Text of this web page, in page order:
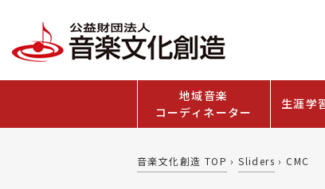
地域音楽
コーディネーター
生涯学
音楽文化創造 TOP ›Sliders ›CMC